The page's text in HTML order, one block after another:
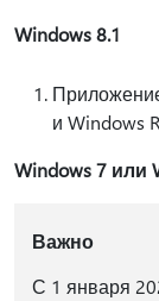
Windows 8.1
и Windows
Windows 7 или
Важно
С 1 января